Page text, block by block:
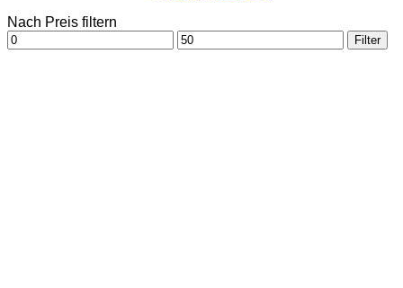
Nach Preis filtern
Min.
Preis
Max.
Preis
Filter